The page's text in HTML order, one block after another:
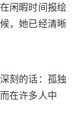
闲暇时间报绘
，她已经清晰
刻的话：孤独
在许多人中